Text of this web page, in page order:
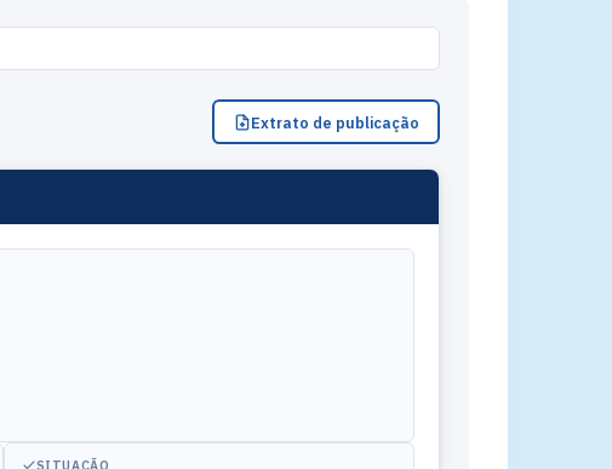
Extrato de publicação
SITUAÇÃO